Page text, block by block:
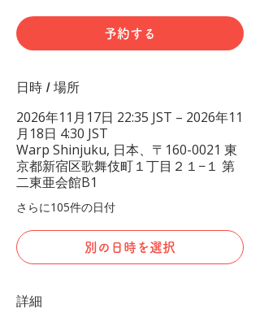
予約する
日時 / 場所
2026年11月17日 22:35 JST – 2026年11
月18日 4:30 JST
Warp Shinjuku, 日本、〒160-0021 東
京都新宿区歌舞伎町１丁目２１−１ 第
二東亜会館B1
さらに105件の日付
別の日時を選択
詳細